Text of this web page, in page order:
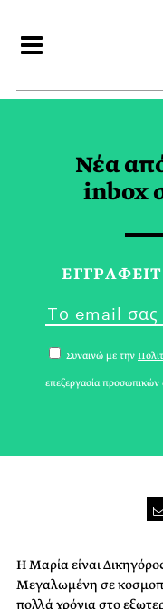
ΜΑΡΙΑ
Η Μαρία είναι
Μεγαλωμένη σε
πολλά χρόνια στο
Νέα
inbox
Συναινώ με την
επεξεργασία